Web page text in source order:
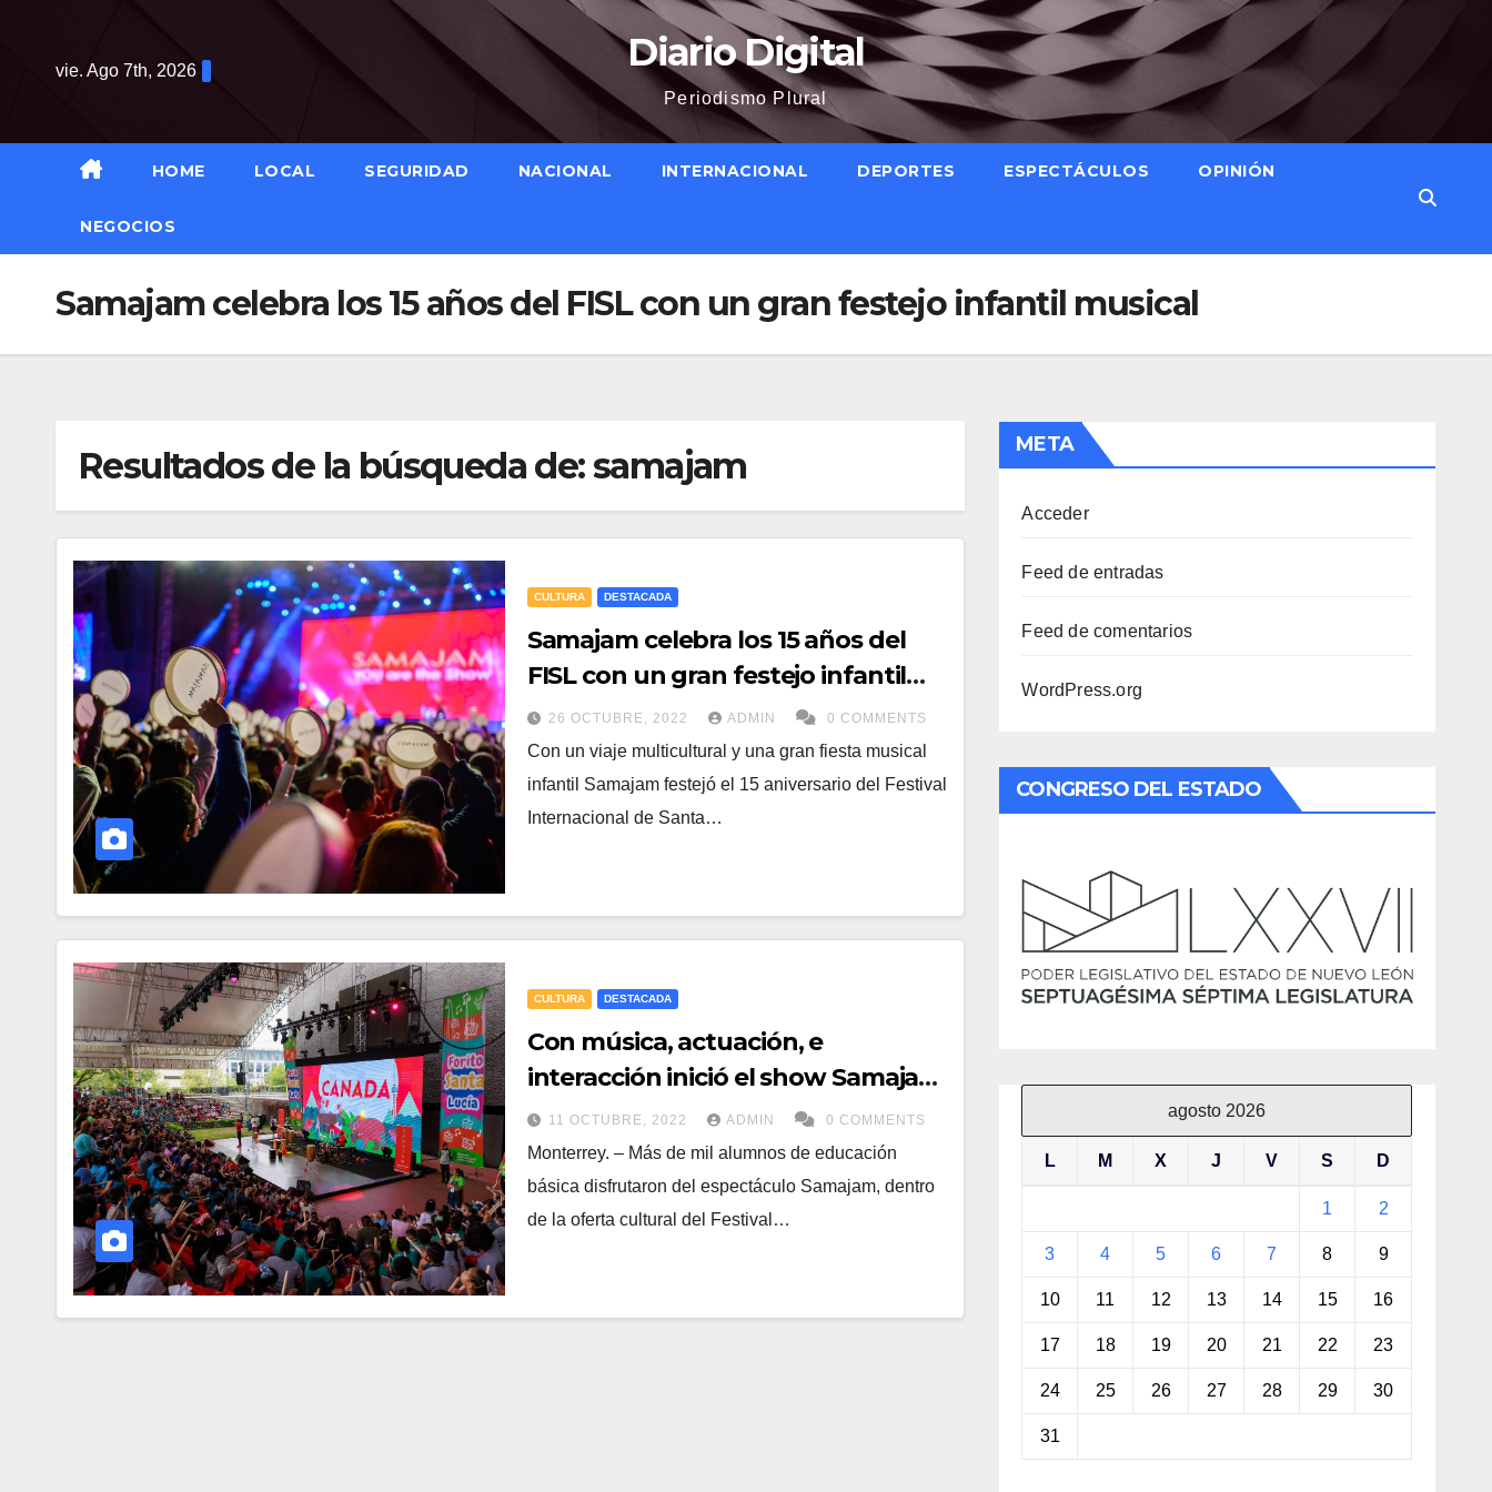
contenido
vie. Ago 7th, 2026 Diario Digital
Periodismo Plural
HOME LOCAL SEGURIDAD NACIONAL INTERNACIONAL DEPORTES ESPECTÁCULOS OPINIÓN
NEGOCIOS
Samajam celebra los 15 años del FISL con un gran festejo infantil musical
Resultados de la búsqueda de:samajam
CULTURA DESTACADA
Samajam celebra los 15 años del
FISL con un gran festejo infantil
musical
26 OCTUBRE, 2022 ADMIN 0 COMMENTS
Con un viaje multicultural y una gran fiesta musical
infantil Samajam festejó el 15 aniversario del Festival
Internacional de Santa…
CULTURA DESTACADA
Con música, actuación, e
interacción inició el show Samajam
en el forito Santa Lucía
11 OCTUBRE, 2022 ADMIN 0 COMMENTS
Monterrey. – Más de mil alumnos de educación
básica disfrutaron del espectáculo Samajam, dentro
de la oferta cultural del Festival…
META
Acceder
Feed de entradas
Feed de comentarios
WordPress.org
CONGRESO DEL ESTADO
agosto 2026
L M X J V S D
1 2
3 4 5 6 7 8 9
10 11 12 13 14 15 16
17 18 19 20 21 22 23
24 25 26 27 28 29 30
31